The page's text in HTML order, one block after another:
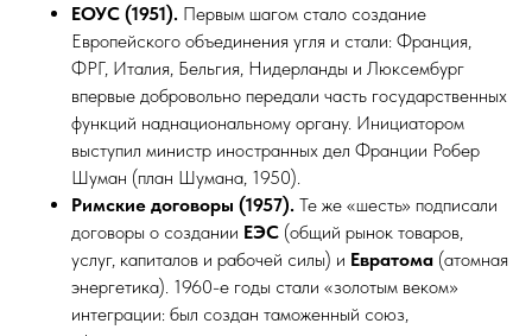
ЕОУС (1951). Первым шагом стало создание
Европейского объединения угля и стали: Франция,
ФРГ, Италия, Бельгия, Нидерланды и Люксембург
впервые добровольно передали часть государственных
функций наднациональному органу. Инициатором
выступил министр иностранных дел Франции Робер
Шуман (план Шумана, 1950).
Римские договоры (1957). Те же «шесть» подписали
договоры о создании ЕЭС (общий рынок товаров,
услуг, капиталов и рабочей силы) и Евратома (атомная
энергетика). 1960-е годы стали «золотым веком»
интеграции: был создан таможенный союз,